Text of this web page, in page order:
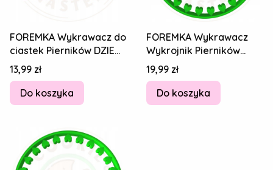
FOREMKA Wykrawacz do
ciastek Pierników DZIEŃ
MAMY Matki Napis Dla
Mamy 8cm
Cena
13,99 zł
Do koszyka
FOREMKA Wykrawacz
Wykrojnik Pierników
DZIEŃ TATY Ojca Serce
Napis TATA 8cm
Cena
19,99 zł
Do koszyka